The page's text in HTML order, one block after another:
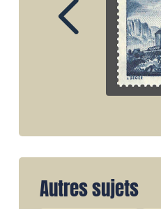
Autres sujets